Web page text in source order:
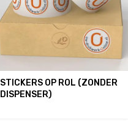
STICKERS OP ROL (ZONDER
DISPENSER)